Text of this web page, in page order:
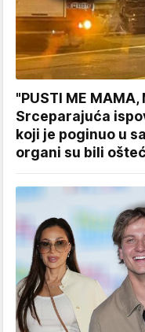
"PUSTI ME MAMA,
Srceparajuća
koji je poginuo u
organi su bili